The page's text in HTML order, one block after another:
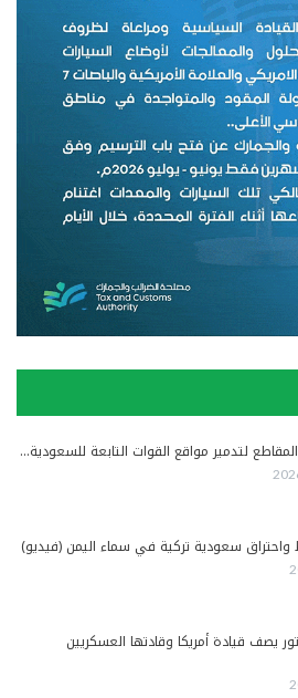
لتدمير مواقع القوات التابعة للسعودية…
سعودية تركية في سماء اليمن (فيديو)
يصف قيادة أمريكا وقادتها العسكريين